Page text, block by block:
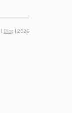
Blog | 2026